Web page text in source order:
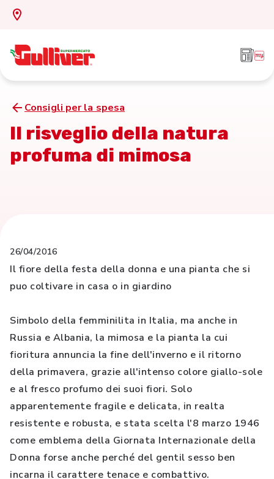
Consigli per la spesa
Il risveglio della natura
profuma di mimosa
26/04/2016
Il fiore della festa della donna e una pianta che si
puo coltivare in casa o in giardino
Simbolo della femminilita in Italia, ma anche in
Russia e Albania, la mimosa e la pianta la cui
fioritura annuncia la fine dell'inverno e il ritorno
della primavera, grazie all'intenso colore giallo-sole
e al fresco profumo dei suoi fiori. Solo
apparentemente fragile e delicata, in realta
resistente e robusta, e stata scelta l'8 marzo 1946
come emblema della Giornata Internazionale della
Donna forse anche perché del gentil sesso ben
incarna il carattere tenace e combattivo.